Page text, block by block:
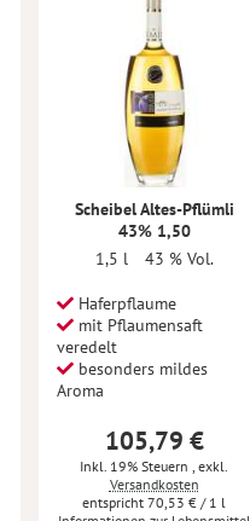
Scheibel Altes-Pflümli
43% 1,50
1,5 l
43 % Vol.
Haferpflaume
mit Pflaumensaft
veredelt
besonders mildes
Aroma
105,79 €
Inkl. 19% Steuern
exkl.
Versandkosten
70,53 € / 1 l